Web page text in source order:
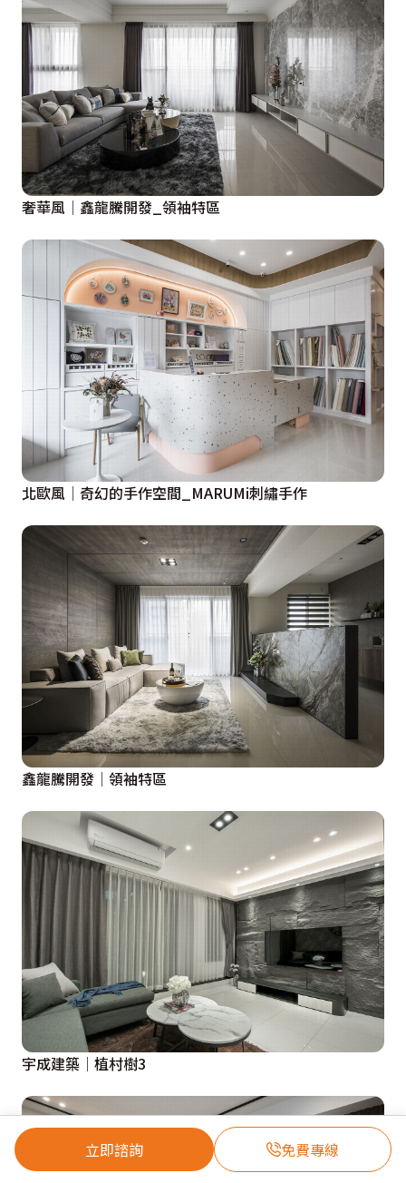
立即諮詢 免費專線
奢華風│鑫龍騰開發_領袖特區
北歐風│奇幻的手作空間_MARUMi刺繡手作
鑫龍騰開發│領袖特區
宇成建築│植村樹3